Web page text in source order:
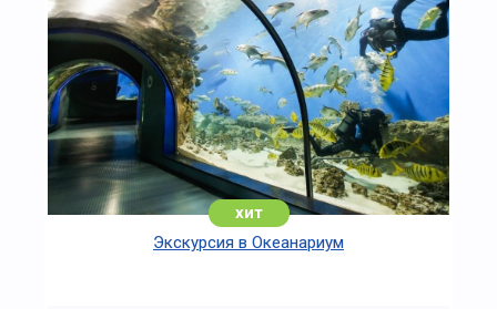
хит
Экскурсия в Океанариум